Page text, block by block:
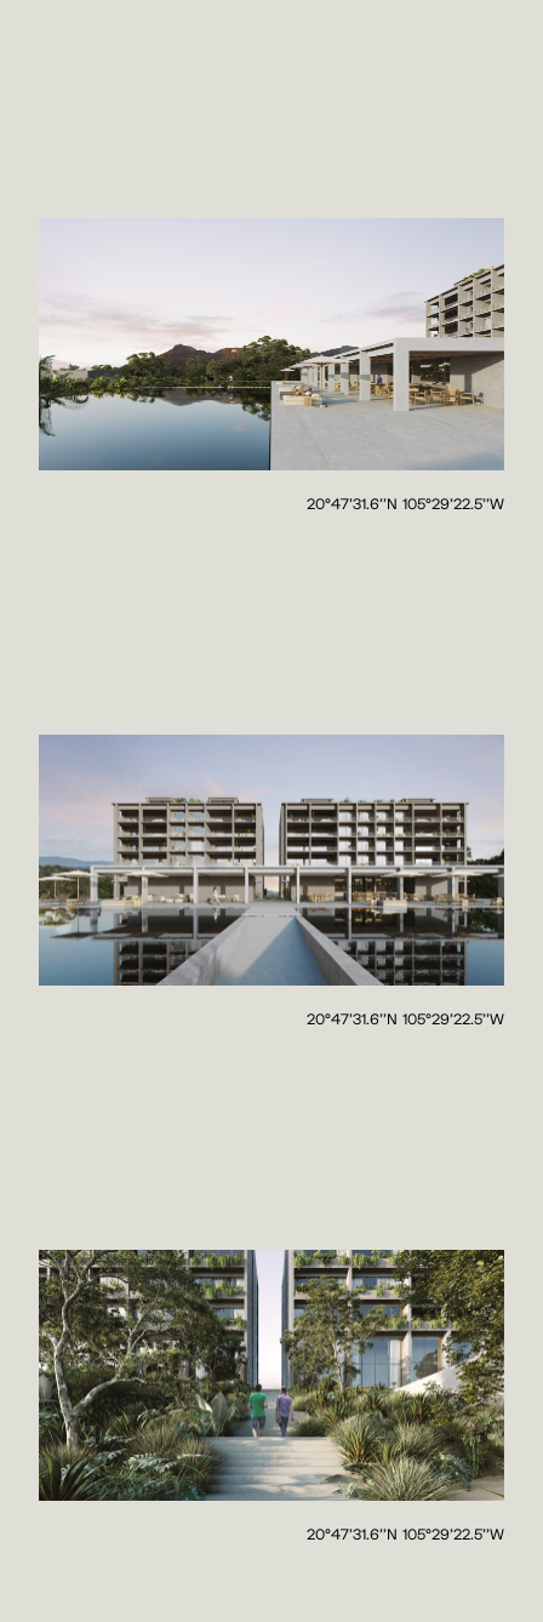
20°47'31.6''N 105°29'22.5''W
20°47'31.6''N 105°29'22.5''W
20°47'31.6''N 105°29'22.5''W